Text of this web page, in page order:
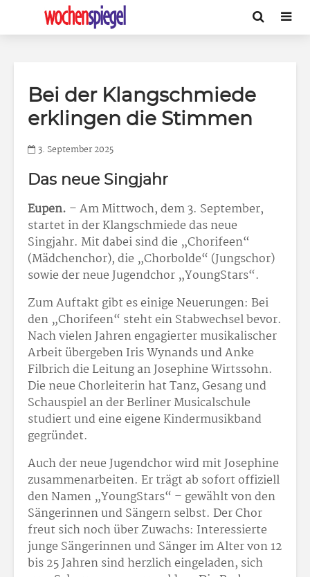
Bei der Klangschmiede
erklingen die Stimmen
3. September 2025
Das neue Singjahr
Eupen. –Am Mittwoch, dem 3. September,
startet in der Klangschmiede das neue
Singjahr. Mit dabei sind die „Chorifeen“
(Mädchenchor), die „Chorbolde“ (Jungschor)
sowie der neue Jugendchor „YoungStars“.
Zum Auftakt gibt es einige Neuerungen: Bei
den „Chorifeen“ steht ein Stabwechsel bevor.
Nach vielen Jahren engagierter musikalischer
Arbeit übergeben Iris Wynands und Anke
Filbrich die Leitung an Josephine Wirtssohn.
Die neue Chorleiterin hat Tanz, Gesang und
Schauspiel an der Berliner Musicalschule
studiert und eine eigene Kindermusikband
gegründet.
Auch der neue Jugendchor wird mit Josephine
zusammenarbeiten. Er trägt ab sofort offiziell
den Namen „YoungStars“ – gewählt von den
Sängerinnen und Sängern selbst. Der Chor
freut sich noch über Zuwachs: Interessierte
junge Sängerinnen und Sänger im Alter von 12
bis 25 Jahren sind herzlich eingeladen, sich